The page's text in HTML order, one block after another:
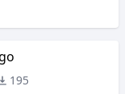
195